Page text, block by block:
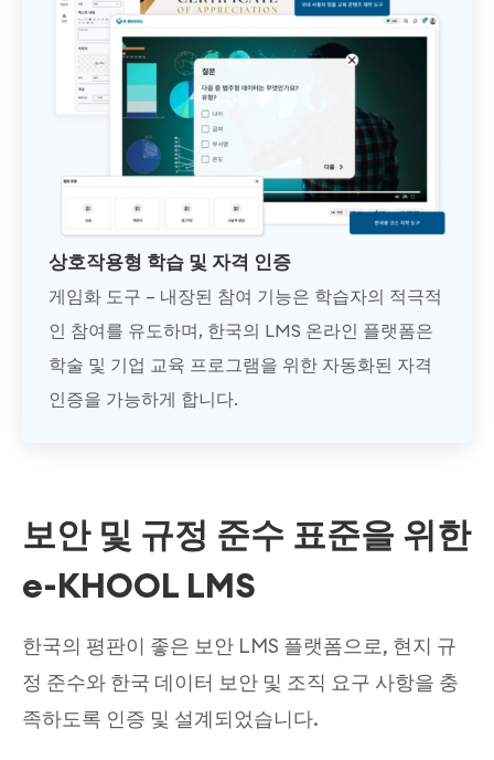
상호작용형 학습 및 자격 인증
게임화 도구 – 내장된 참여 기능은 학습자의 적극적
인 참여를 유도하며, 한국의 LMS 온라인 플랫폼은
학술 및 기업 교육 프로그램을 위한 자동화된 자격
인증을 가능하게 합니다.
보안 및 규정 준수 표준을 위한
e-KHOOL LMS
한국의 평판이 좋은 보안 LMS 플랫폼으로, 현지 규
정 준수와 한국 데이터 보안 및 조직 요구 사항을 충
족하도록 인증 및 설계되었습니다.